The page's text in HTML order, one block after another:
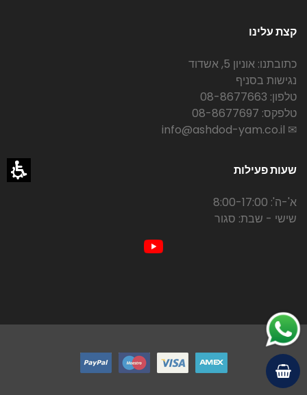
קצת עלינו
כתובתנו: אוניון 5, אשדוד
נגישות בסניף
טלפון: 08-8677663
טלפקס: 08-8677697
✉ info@ashdod-yam.co.il
שעות פעילות
א'-ה': 8:00-17:00
שישי - שבת: סגור